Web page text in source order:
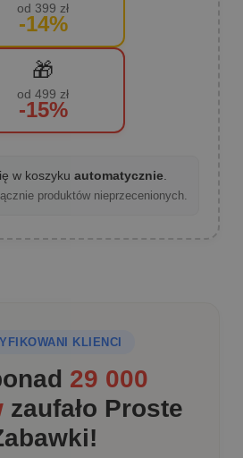
od 399 zł
-14%
🎁
od 499 zł
-15%
w koszyku automatycznie
produktów nieprzecenionych.
KLIENCI
29 000
zaufało Proste